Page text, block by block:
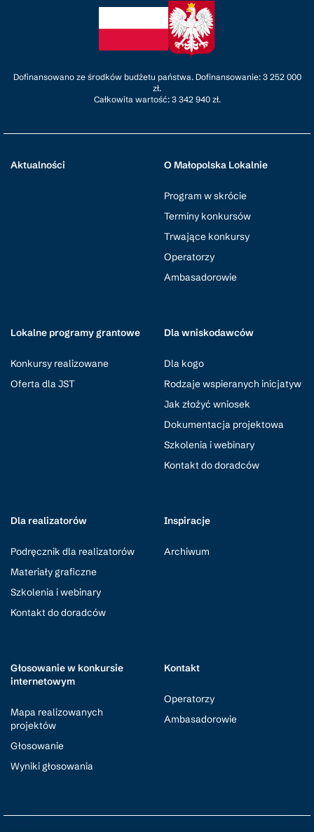
Dofinansowano ze środków budżetu państwa. Dofinansowanie: 3 252 000
zł.
Całkowita wartość: 3 342 940 zł.
Aktualności O Małopolska Lokalnie
Program w skrócie
Terminy konkursów
Trwające konkursy
Operatorzy
Ambasadorowie
Lokalne programy grantowe
Konkursy realizowane
Oferta dla JST
Dla wniskodawców
Dla kogo
Rodzaje wspieranych inicjatyw
Jak złożyć wniosek
Dokumentacja projektowa
Szkolenia i webinary
Kontakt do doradców
Dla realizatorów
Podręcznik dla realizatorów
Materiały graficzne
Szkolenia i webinary
Kontakt do doradców
Inspiracje
Archiwum
Głosowanie w konkursie
internetowym
Mapa realizowanych
projektów
Głosowanie
Wyniki głosowania
Kontakt
Operatorzy
Ambasadorowie